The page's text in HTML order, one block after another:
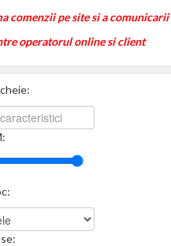
comenzii pe site si a comunicarii
operatorul online si client